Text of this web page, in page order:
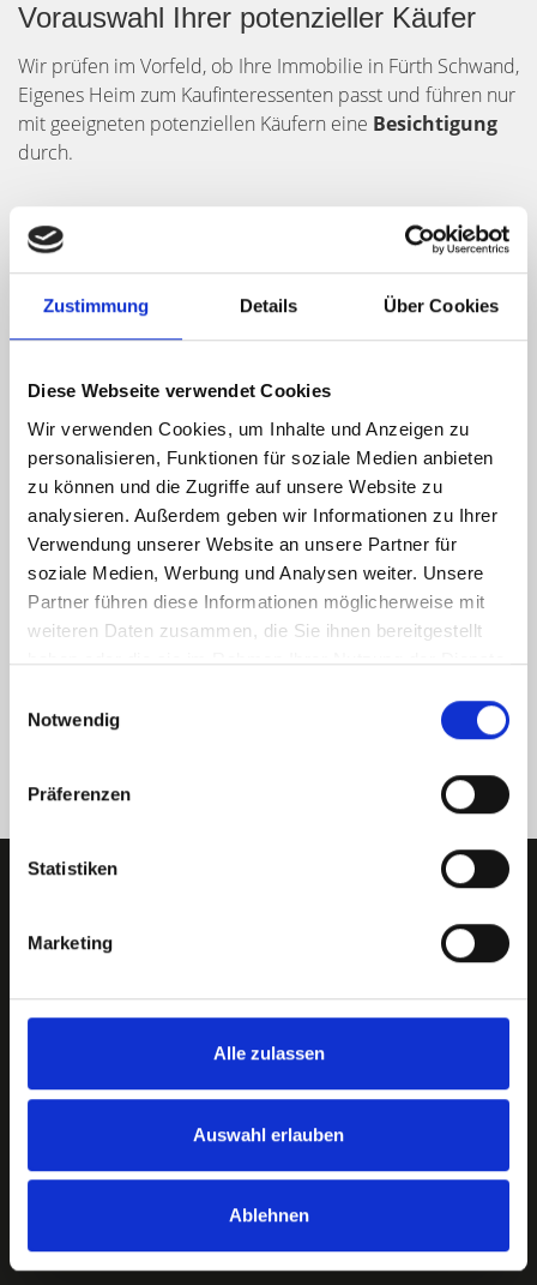
Zustimmung Details Über Cookies
Diese Webseite verwendet Cookies
Wir verwenden Cookies, um Inhalte und Anzeigen zu
personalisieren, Funktionen für soziale Medien anbieten
zu können und die Zugriffe auf unsere Website zu
analysieren. Außerdem geben wir Informationen zu Ihrer
Verwendung unserer Website an unsere Partner für
soziale Medien, Werbung und Analysen weiter. Unsere
Partner führen diese Informationen möglicherweise mit
weiteren Daten zusammen, die Sie ihnen bereitgestellt
haben oder die sie im Rahmen Ihrer Nutzung der Dienste
Notwendig
Präferenzen
Statistiken
Marketing
Alle zulassen
Auswahl erlauben
Ablehnen
Vorauswahl Ihrer potenzieller Käufer
Wir prüfen im Vorfeld, ob Ihre Immobilie in Fürth Schwand,
Eigenes Heim zum Kaufinteressenten passt und führen nur
mit geeigneten potenziellen Käufern eine Besichtigung
durch.
Ihre Immobilie als echter Blickfang
Für den perfekten ersten Eindruck machen wir durch
Heim zum echten Eyecatcher und steigern so die
Nachfrage.
Virtueller Rundgang durch Ihre
Immobilie
Mithilfe von360-Grad-Panoramaführen wir
Schwand, Eigenes Heim und sorgen damit für eine
Hegerich Immobilien GmbH in
Fürth Schwand
Wo befindet sich Hegerich Immobilien
GmbH?